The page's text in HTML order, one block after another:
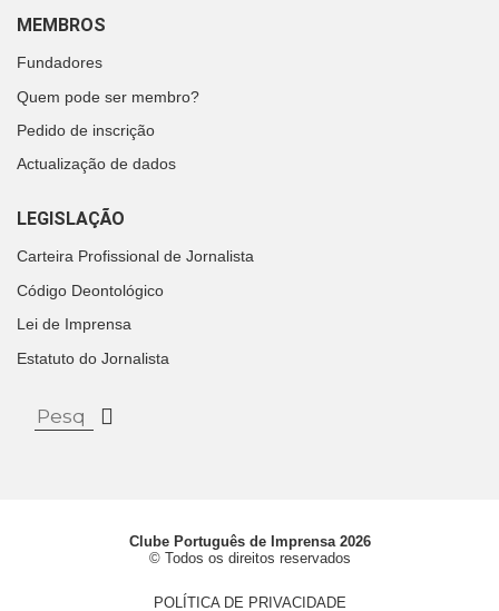
MEMBROS
Fundadores
Quem pode ser membro?
Pedido de inscrição
Actualização de dados
LEGISLAÇÃO
Carteira Profissional de Jornalista
Código Deontológico
Lei de Imprensa
Estatuto do Jornalista
Clube Português de Imprensa 2026
© Todos os direitos reservados
POLÍTICA DE PRIVACIDADE